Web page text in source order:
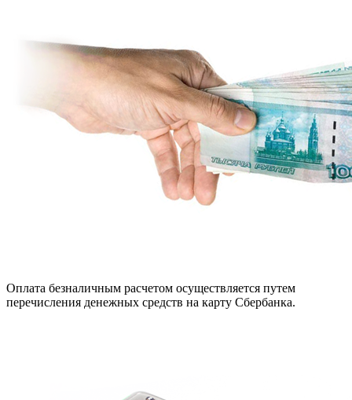
Оплата безналичным расчетом осуществляется путем
перечисления денежных средств на карту Сбербанка.